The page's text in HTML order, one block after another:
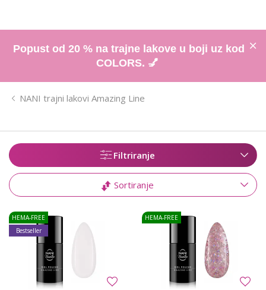
Popust od 20 % na trajne lakove u boji uz kod
COLORS. 💅
NANI trajni lakovi Amazing Line
Filtriranje
Sortiranje
HEMA-FREE
Bestseller
HEMA-FREE